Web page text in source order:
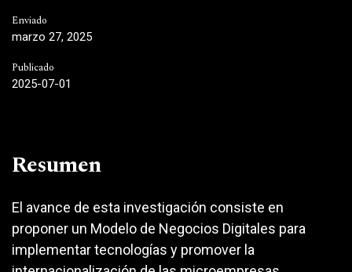
Enviado
marzo 27, 2025
Publicado
2025-07-01
Resumen
El avance de esta investigación consiste en
proponer un Modelo de Negocios Digitales para
implementar tecnologías y promover la